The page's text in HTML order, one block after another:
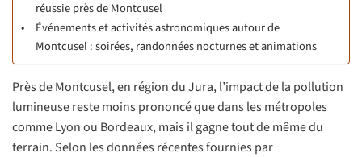
réussie près de Montcusel
Événements et activités astronomiques autour de
Montcusel : soirées, randonnées nocturnes et animations
Près de Montcusel, en région du Jura, l’impact de la pollution
lumineuse reste moins prononcé que dans les métropoles
comme Lyon ou Bordeaux, mais il gagne tout de même du
terrain. Selon les données récentes fournies par